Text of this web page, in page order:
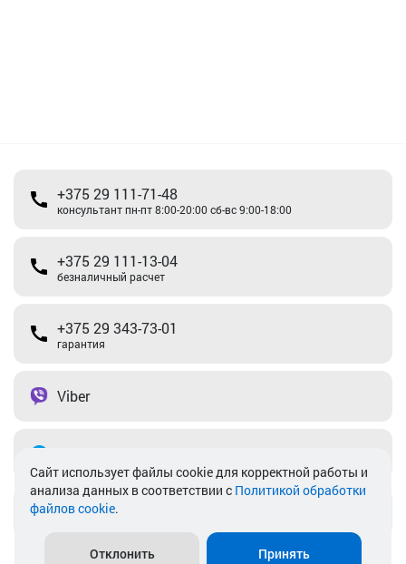
+375 29 111-71-48
консультант пн-пт 8:00-20:00 сб-вс 9:00-18:00
+375 29 111-13-04
безналичный расчет
+375 29 343-73-01
гарантия
Viber
info@akkamulik.by
Cайт использует файлы cookie для корректной работы и
анализа данных в соответствии с Политикой обработки
файлов cookie.
Отклонить Принять